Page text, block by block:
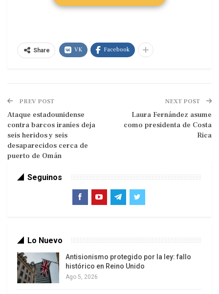
central), donde se desarrolló el protocolo previsto
De acuerdo con información oficial, el grupo
estuvo conformado por 94 hombres, 37 mujeres,
dos adolescentes y 23 infantes.
A su llegada, se activó un despliegue coordinado
organismos como el Cuerpo de Investigaciones
Científicas, Penales y Criminalísticas, el Servicio
Bolivariano de Inteligencia Nacional, la Guardia
proceso de desembarque, con el objetivo de
asegurar el cumplimiento de los protocolos
Share VK Facebook
PREV POST
Ataque estadounidense
contra barcos iraníes deja
seis heridos y seis
desaparecidos cerca de
puerto de Omán
NEXT POST
Laura Fernández asume
como presidenta de Costa
Rica
Seguinos
Lo Nuevo
Antisionismo protegido por la ley: fallo
histórico en Reino Unido
Ago 5, 2026